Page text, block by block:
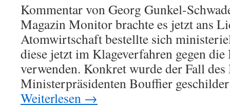
Kommentar von Georg Gunkel-
Magazin Monitor brachte es jetzt ans
Atomwirtschaft bestellte sich
diese jetzt im Klageverfahren gegen
verwenden. Konkret wurde der Fall des
Ministerpräsidenten Bouffier
Weiterlesen →